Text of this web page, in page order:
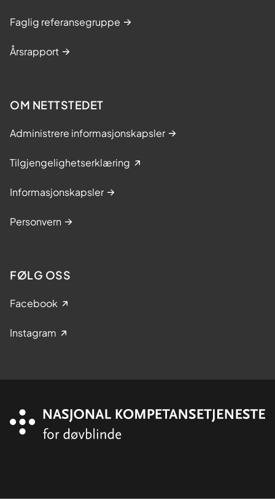
Faglig referansegruppe
Årsrapport
OM NETTSTEDET
Administrere informasjonskapsler
Tilgjengelighetserklæring
Informasjonskapsler
Personvern
FØLG OSS
Facebook
Instagram